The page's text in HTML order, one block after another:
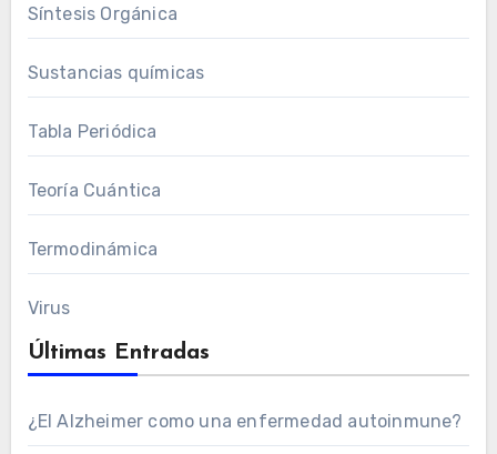
Síntesis Orgánica
Sustancias químicas
Tabla Periódica
Teoría Cuántica
Termodinámica
Virus
Últimas Entradas
¿El Alzheimer como una enfermedad autoinmune?